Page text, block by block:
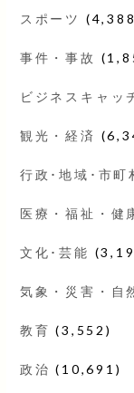
スポーツ
事件・事故
ビジネスキャッ
観光・経済
行政･地域･市町
医療・福祉・健
文化･芸能
気象・災害・自
教育 (3,552)
政治 (10,691)